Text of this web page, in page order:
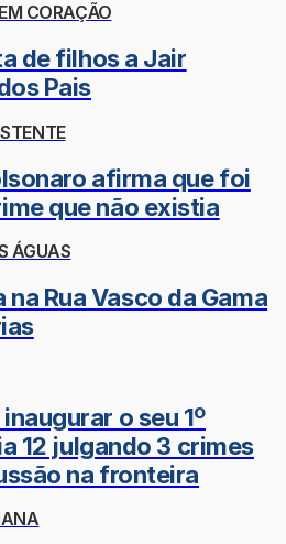
CORAÇÃO
de filhos a Jair
Pais
afirma que foi
que não existia
ÁGUAS
Rua Vasco da Gama
o seu 1º
12 julgando 3 crimes
na fronteira